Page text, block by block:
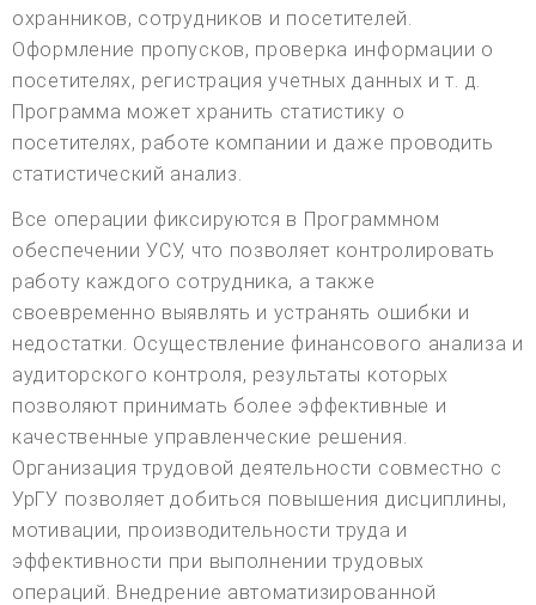
охранников, сотрудников и посетителей.
Оформление пропусков, проверка информации о
посетителях, регистрация учетных данных и т. д.
Программа может хранить статистику о
посетителях, работе компании и даже проводить
статистический анализ.
Все операции фиксируются в Программном
обеспечении УСУ, что позволяет контролировать
работу каждого сотрудника, а также
своевременно выявлять и устранять ошибки и
недостатки. Осуществление финансового анализа и
аудиторского контроля, результаты которых
позволяют принимать более эффективные и
качественные управленческие решения.
Организация трудовой деятельности совместно с
УрГУ позволяет добиться повышения дисциплины,
мотивации, производительности труда и
эффективности при выполнении трудовых
операций. Внедрение автоматизированной